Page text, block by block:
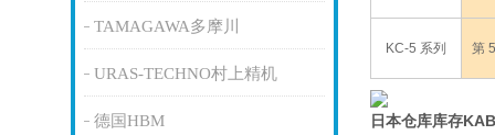
TAMAGAWA多摩川
URAS-TECHNO村上精机
德国HBM
KC-5 系列 第
日本仓库库存